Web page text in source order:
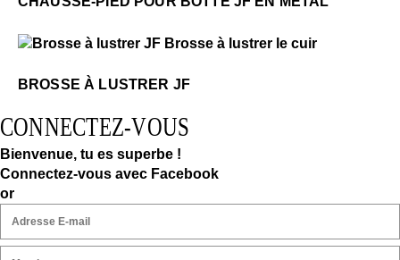
BROSSE À LUSTRER JF
CONNECTEZ-VOUS
Bienvenue, tu es superbe !
Connectez-vous avec Facebook
or